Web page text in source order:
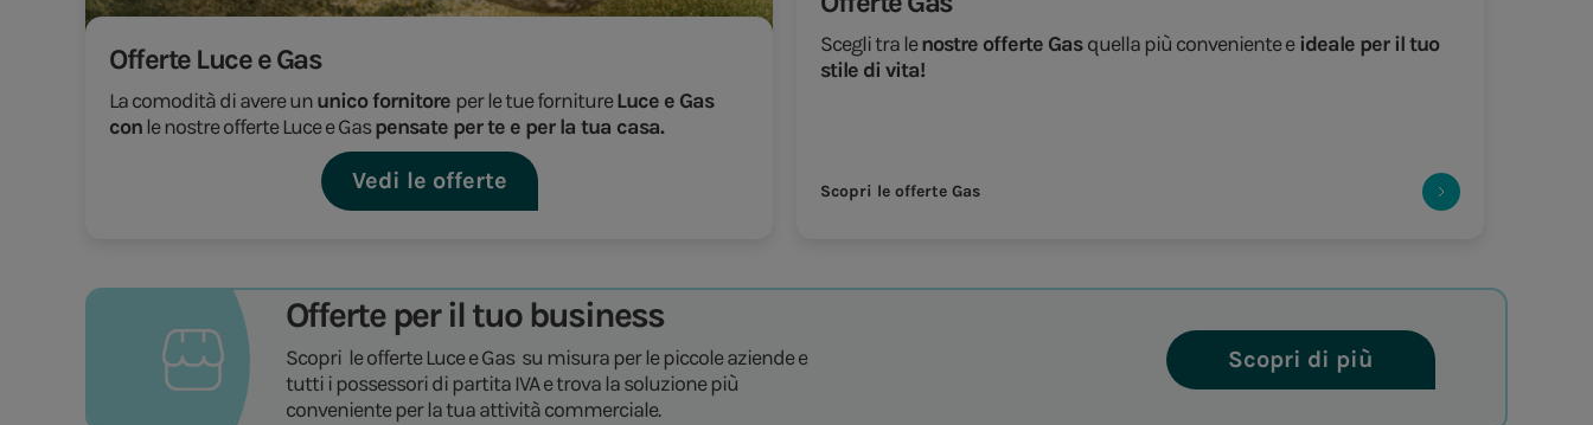
Offerte Luce e Gas
La comodità di avere ununico fornitore per le tue fornitureLuce e Gas
con le nostre offerte Luce e Gaspensate per te e per la tua casa.
Vedi le offerte
Scegli tra lenostre offerte Gasquella più conveniente eideale per il tuo
stile di vita!
Scopri le offerte Gas
Offerte per il tuo business
Scopri le offerte Luce e Gas su misura per le piccole aziende e
tutti i possessori di partita IVA e trova la soluzione più
conveniente per la tua attività commerciale.
Scopri di più